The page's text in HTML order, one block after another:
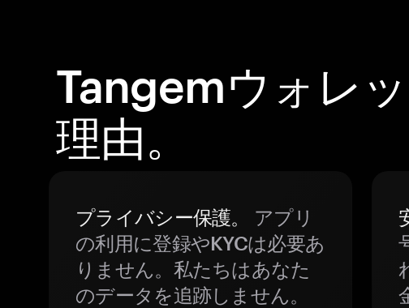
Tangemウォレ
理由。
プライバシー保護。
アプリ
の利用に登録やKYCは必要あ
りません。私たちはあなた
のデータを追跡しません。